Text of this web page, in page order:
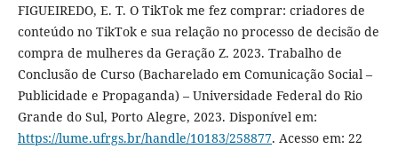
FIGUEIREDO, E. T. O TikTok me fez comprar: criadores de
conteúdo no TikTok e sua relação no processo de decisão de
compra de mulheres da Geração Z. 2023. Trabalho de
Conclusão de Curso (Bacharelado em Comunicação Social –
Publicidade e Propaganda) – Universidade Federal do Rio
Grande do Sul, Porto Alegre, 2023. Disponível em:
https://lume.ufrgs.br/handle/10183/258877. Acesso em: 22